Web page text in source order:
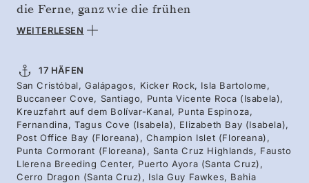
die Ferne, ganz wie die frühen
Entdeckungsreisenden – jedoch in höchstem
erstklassiger Küche. Auf dieser Reise zu den
Galapagosinseln erleben Sie alles, was diese
Inseln zu bieten haben, von den
farbenprächtigen endemischen Tieren bis hin
zu aktiven Vulkanen und Gesteinsformationen,
die vor Jahrmillionen aus heißen Lavaströmen
WEITERLESEN
17 HÄFEN
San Cristóbal, Galápagos, Kicker Rock, Isla Bartolome,
Buccaneer Cove, Santiago, Punta Vicente Roca (Isabela),
Kreuzfahrt auf dem Bolívar-Kanal, Punta Espinoza,
Fernandina, Tagus Cove (Isabela), Elizabeth Bay (Isabela),
Post Office Bay (Floreana), Champion Islet (Floreana),
Punta Cormorant (Floreana), Santa Cruz Highlands, Fausto
Llerena Breeding Center, Puerto Ayora (Santa Cruz),
Cerro Dragon (Santa Cruz), Isla Guy Fawkes, Bahia